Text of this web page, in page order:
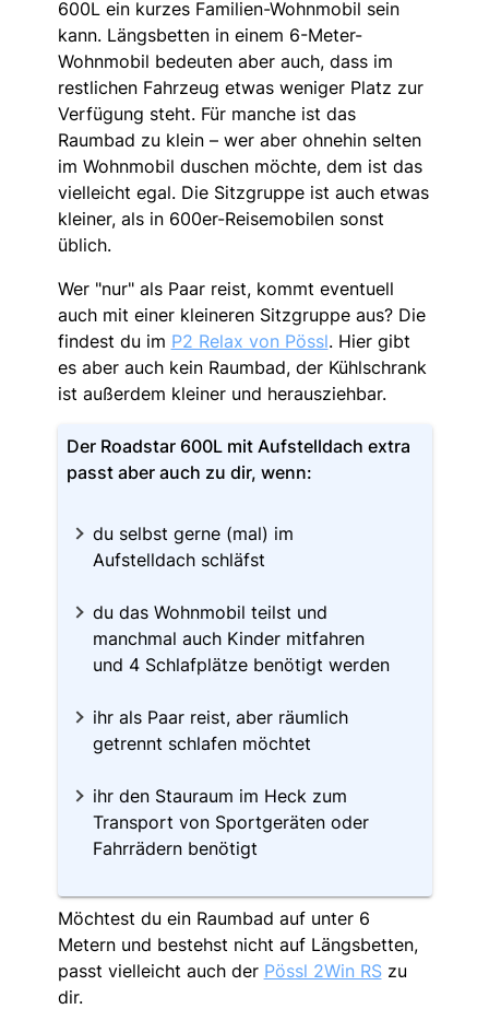
600L ein kurzes Familien-Wohnmobil sein
kann. Längsbetten in einem 6-Meter-
Wohnmobil bedeuten aber auch, dass im
restlichen Fahrzeug etwas weniger Platz zur
Verfügung steht. Für manche ist das
Raumbad zu klein – wer aber ohnehin selten
im Wohnmobil duschen möchte, dem ist das
vielleicht egal. Die Sitzgruppe ist auch etwas
kleiner, als in 600er-Reisemobilen sonst
üblich.
Wer "nur" als Paar reist, kommt eventuell
auch mit einer kleineren Sitzgruppe aus? Die
findest du im P2 Relax von Pössl. Hier gibt
es aber auch kein Raumbad, der Kühlschrank
ist außerdem kleiner und herausziehbar.
Der Roadstar 600L mit Aufstelldach extra
passt aber auch zu dir, wenn:
du selbst gerne (mal) im
Aufstelldach schläfst
du das Wohnmobil teilst und
manchmal auch Kinder mitfahren
und 4 Schlafplätze benötigt werden
ihr als Paar reist, aber räumlich
getrennt schlafen möchtet
ihr den Stauraum im Heck zum
Transport von Sportgeräten oder
Fahrrädern benötigt
Möchtest du ein Raumbad auf unter 6
Metern und bestehst nicht auf Längsbetten,
passt vielleicht auch der Pössl 2Win RSzu
dir.